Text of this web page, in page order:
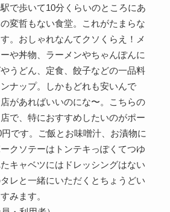
で歩いて10分くらいのところにあ
変哲もない食堂。これがたまらな
。おしゃれなんてクソくらえ！メ
や丼物、ラーメンやちゃんぽんに
うどん、定食、餃子などの一品料
ナップ。しかもどれも安いんで
があればいいのにな〜。こちらの
で、特におすすめしたいのがポー
です。ご飯とお味噌汁、お漬物に
クソテーはトンテキっぽくてつゆ
キャベツにはドレッシングはない
レと一緒にいただくとちょうどい
みます。